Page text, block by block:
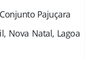
Pajuçara
Nova Natal, Lagoa